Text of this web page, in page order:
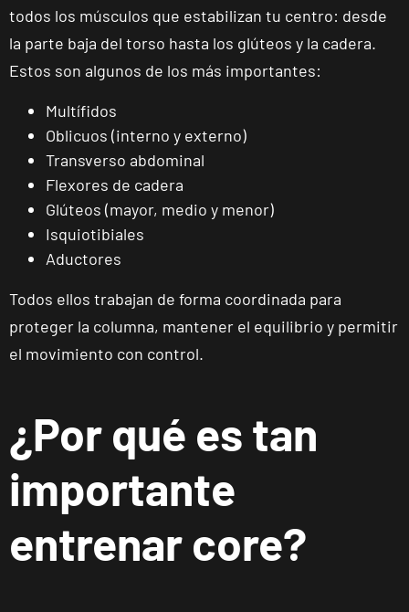
todos los músculos que estabilizan tu centro: desde
la parte baja del torso hasta los glúteos y la cadera.
Estos son algunos de los más importantes:
Multífidos
Oblicuos (interno y externo)
Transverso abdominal
Flexores de cadera
Glúteos (mayor, medio y menor)
Isquiotibiales
Aductores
Todos ellos trabajan de forma coordinada para
proteger la columna, mantener el equilibrio y permitir
el movimiento con control.
¿Por qué es tan
importante
entrenar core?